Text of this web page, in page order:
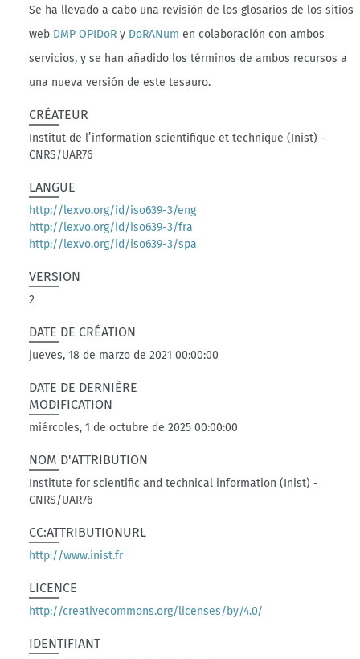
Se ha llevado a cabo una revisión de los glosarios de los sitios
web DMP OPIDoR y DoRANum en colaboración con ambos
servicios, y se han añadido los términos de ambos recursos a
una nueva versión de este tesauro.
CRÉATEUR
Institut de l’information scientifique et technique (Inist) -
CNRS/UAR76
LANGUE
http://lexvo.org/id/iso639-3/eng
http://lexvo.org/id/iso639-3/fra
http://lexvo.org/id/iso639-3/spa
VERSION
2
DATE DE CRÉATION
jueves, 18 de marzo de 2021 00:00:00
DATE DE DERNIÈRE
MODIFICATION
miércoles, 1 de octubre de 2025 00:00:00
NOM D'ATTRIBUTION
Institute for scientific and technical information (Inist) -
CNRS/UAR76
CC:ATTRIBUTIONURL
http://www.inist.fr
LICENCE
http://creativecommons.org/licenses/by/4.0/
IDENTIFIANT